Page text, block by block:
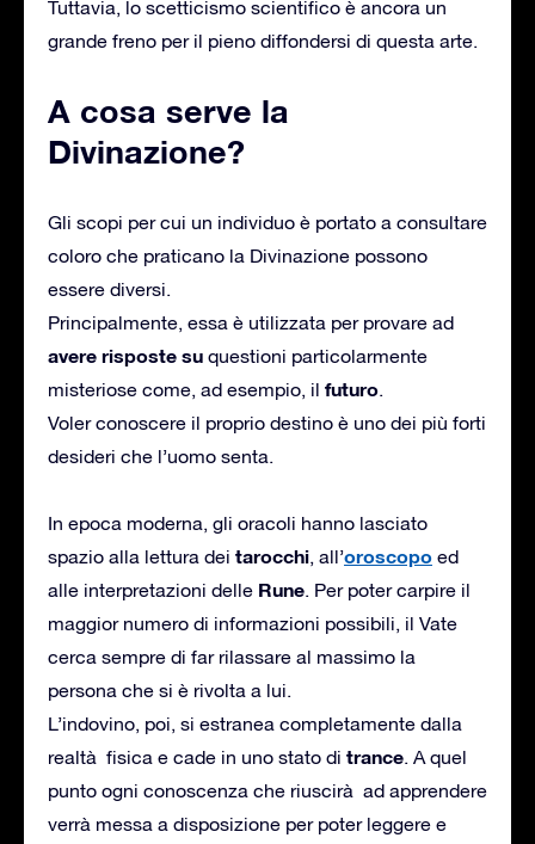
Tuttavia, lo scetticismo scientifico è ancora un
grande freno per il pieno diffondersi di questa arte.
A cosa serve la
Divinazione?
Gli scopi per cui un individuo è portato a consultare
coloro che praticano la Divinazione possono
essere diversi.
Principalmente, essa è utilizzata per provare ad
avere risposte su questioni particolarmente
misteriose come, ad esempio, il futuro.
Voler conoscere il proprio destino è uno dei più forti
desideri che l’uomo senta.
In epoca moderna, gli oracoli hanno lasciato
spazio alla lettura dei tarocchi, all’oroscopo ed
alle interpretazioni delle Rune. Per poter carpire il
maggior numero di informazioni possibili, il Vate
cerca sempre di far rilassare al massimo la
persona che si è rivolta a lui.
L’indovino, poi, si estranea completamente dalla
realtà fisica e cade in uno stato di trance. A quel
punto ogni conoscenza che riuscirà ad apprendere
verrà messa a disposizione per poter leggere e